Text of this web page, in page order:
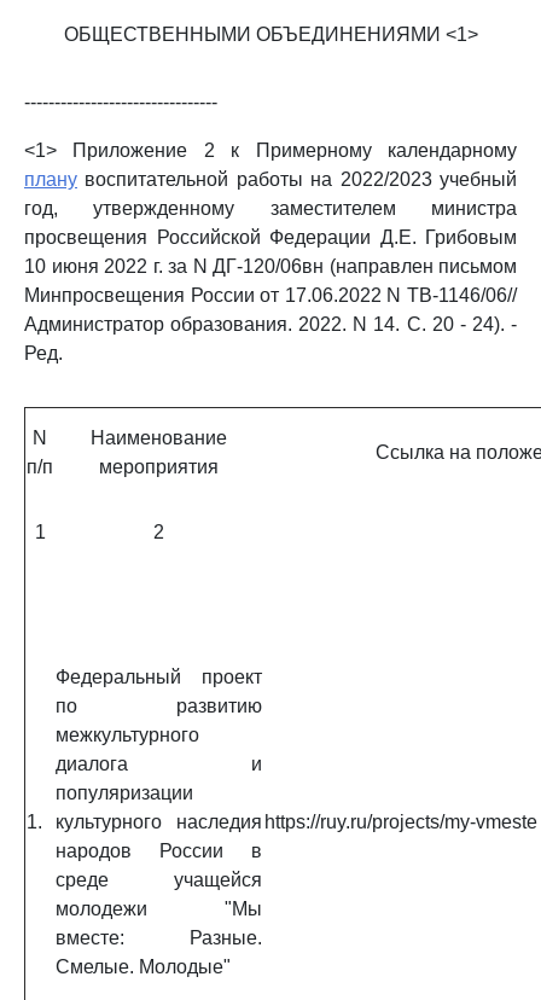
ОБЩЕСТВЕННЫМИ ОБЪЕДИНЕНИЯМИ <1>
--------------------------------
<1> Приложение 2 к Примерному календарному
плану воспитательной работы на 2022/2023 учебный
год, утвержденному заместителем министра
просвещения Российской Федерации Д.Е. Грибовым
10 июня 2022 г. за N ДГ-120/06вн (направлен письмом
Минпросвещения России от 17.06.2022 N ТВ-1146/06//
Администратор образования. 2022. N 14. С. 20 - 24). -
Ред.
N
п/п
Наименование
мероприятия
Ссылка на
1 2
1.
Федеральный проект
по развитию
межкультурного
диалога и
популяризации
культурного наследия
народов России в
среде учащейся
молодежи "Мы
вместе: Разные.
Смелые. Молодые"
https://ruy.ru/projects/my-vmeste